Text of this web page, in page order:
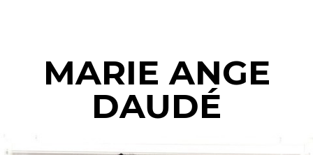
MARIE ANGE
DAUDÉ